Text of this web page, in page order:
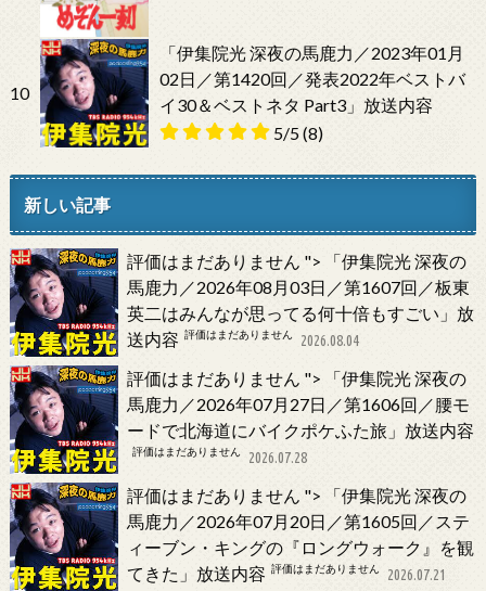
10
「伊集院光 深夜の馬鹿力／2023年01月
02日／第1420回／発表2022年ベストバ
イ30＆ベストネタ Part3」放送内容
5/5(8)
新しい記事
評価はまだありません ">
「伊集院光 深夜の
馬鹿力／2026年08月03日／第1607回／板東
英二はみんなが思ってる何十倍もすごい」放
送内容 評価はまだありません 2026.08.04
評価はまだありません ">
「伊集院光 深夜の
馬鹿力／2026年07月27日／第1606回／腰モ
ードで北海道にバイクポケふた旅」放送内容
評価はまだありません 2026.07.28
評価はまだありません ">
「伊集院光 深夜の
馬鹿力／2026年07月20日／第1605回／ステ
ィーブン・キングの『ロングウォーク』を観
てきた」放送内容 評価はまだありません 2026.07.21